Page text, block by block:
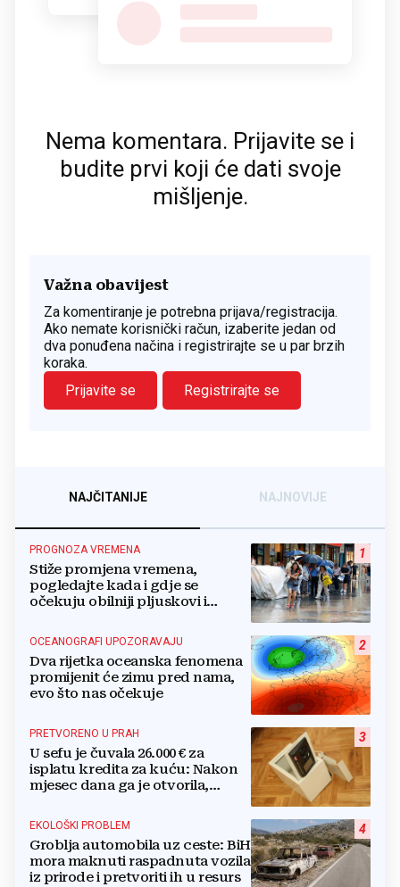
Nema komentara. Prijavite se i
budite prvi koji će dati svoje
mišljenje.
Važna obavijest
Za komentiranje je potrebna prijava/registracija.
Ako nemate korisnički račun, izaberite jedan od
dva ponuđena načina i registrirajte se u par brzih
koraka.
Prijavite se
Registrirajte se
NAJČITANIJE NAJNOVIJE
1
PROGNOZA VREMENA
Stiže promjena vremena,
pogledajte kada i gdje se
očekuju obilniji pljuskovi i
2
OCEANOGRAFI UPOZORAVAJU
Dva rijetka oceanska fenomena
promijenit će zimu pred nama,
evo što nas očekuje
3
PRETVORENO U PRAH
U sefu je čuvala 26.000 € za
isplatu kredita za kuću: Nakon
mjesec dana ga je otvorila,
4
EKOLOŠKI PROBLEM
Groblja automobila uz ceste: BiH
mora maknuti raspadnuta vozila
iz prirode i pretvoriti ih u resurs